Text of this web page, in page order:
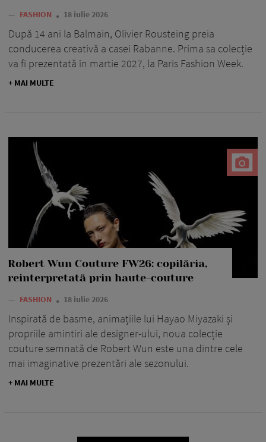
— FASHION 18 iulie 2026
După 14 ani la Balmain, Olivier Rousteing preia
conducerea creativă a casei Rabanne. Prima sa colecție
va fi prezentată în martie 2027, la Paris Fashion Week.
+ MAI MULTE
Robert Wun Couture FW26: copilăria,
reinterpretată prin haute-couture
— FASHION 18 iulie 2026
Inspirată de basme, animațiile lui Hayao Miyazaki și
propriile amintiri ale designer-ului, noua colecție
couture semnată de Robert Wun este una dintre cele
mai imaginative prezentări ale sezonului.
+ MAI MULTE